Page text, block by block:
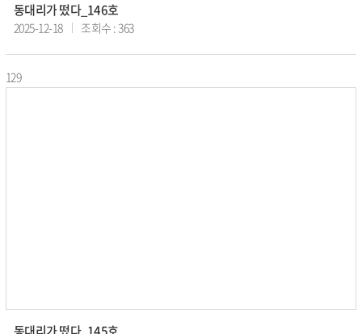
동대리가 떴다_146호
2025-12-18 조회수 : 363
129